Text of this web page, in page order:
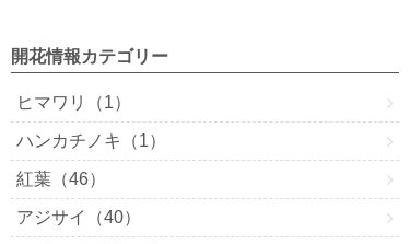
開花情報カテゴリー
ヒマワリ（1）
ハンカチノキ（1）
紅葉（46）
アジサイ（40）